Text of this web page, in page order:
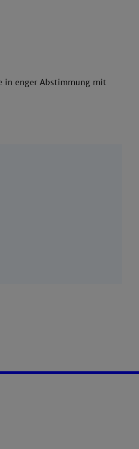
in enger Abstimmung mit